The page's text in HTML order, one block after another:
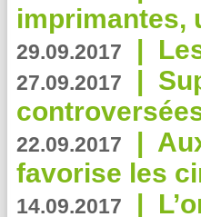
imprimantes,
29.09.2017 |
27.09.2017 |
22.09.2017 |
favorise les
14.09.2017 |